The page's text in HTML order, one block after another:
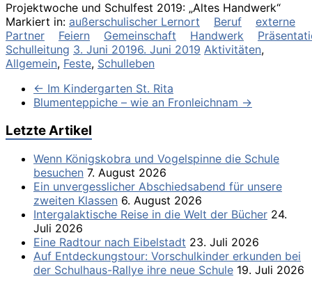
Projektwoche und Schulfest 2019: „Altes Handwerk“
Markiert in: außerschulischer Lernort Beruf
externe
Partner
Feiern Gemeinschaft Handwerk
Schulleitung 3. Juni 20196. Juni 2019 Aktivitäten,
Allgemein, Feste, Schulleben
← Im Kindergarten St. Rita
Blumenteppiche – wie an Fronleichnam →
Letzte Artikel
Wenn Königskobra und Vogelspinne die Schule
besuchen 7. August 2026
Ein unvergesslicher Abschiedsabend für unsere
zweiten Klassen 6. August 2026
Intergalaktische Reise in die Welt der Bücher 24.
Juli 2026
Eine Radtour nach Eibelstadt 23. Juli 2026
Auf Entdeckungstour: Vorschulkinder erkunden bei
der Schulhaus-Rallye ihre neue Schule 19. Juli 2026